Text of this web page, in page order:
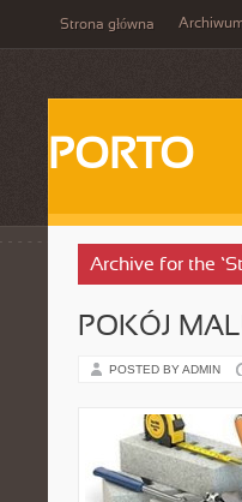
Strona główna
PORTO
Archive for the
POKÓJ
POSTED BY ADMIN